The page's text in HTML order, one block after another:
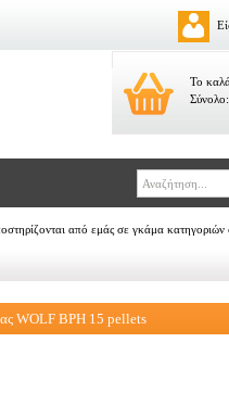
Το
Σύνολο:
από εμάς σε γκάμα
WOLF BPH 15 pellets